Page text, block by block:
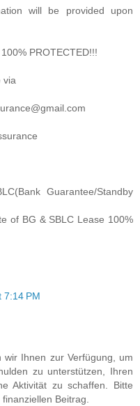
will be provided upon
PROTECTED!!!
via
Guarantee/Standby
of BG & SBLC Lease 100%
7:14 PM
Ihnen zur Verfügung, um
zu unterstützen, Ihren
Aktivität zu schaffen. Bitte
Beitrag.